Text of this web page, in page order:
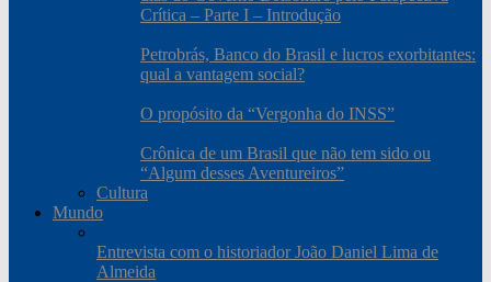
Crítica – Parte I – Introdução
Petrobrás, Banco do Brasil e lucros exorbitantes:
qual a vantagem social?
O propósito da “Vergonha do INSS”
Crônica de um Brasil que não tem sido ou
“Algum desses Aventureiros”
Cultura
Mundo
Entrevista com o historiador João Daniel Lima de
Almeida